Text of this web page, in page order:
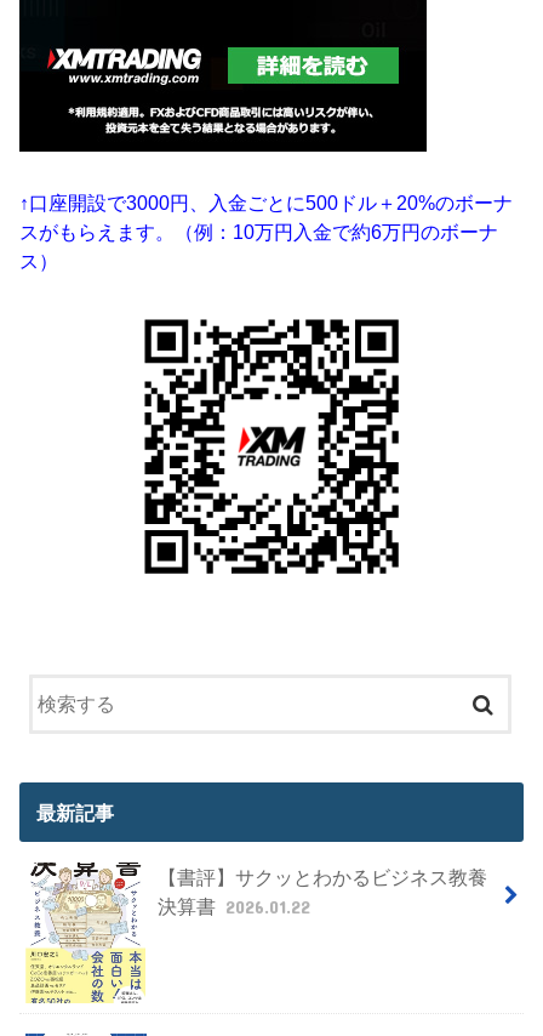
↑口座開設で3000円、入金ごとに500ドル＋20%のボーナ
スがもらえます。（例：10万円入金で約6万円のボーナ
ス）
最新記事
【書評】サクッとわかるビジネス教養
決算書 2026.01.22